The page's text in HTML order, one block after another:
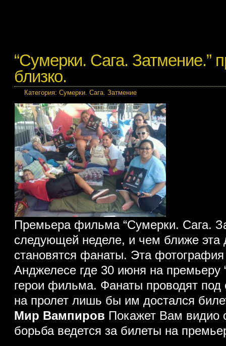
“Сумерки. Сага. Затмение.”
близко.
Категория: Сумерки. Сага. Затмение
Премьера фильма “Сумерки. Сага.
следующей неделе, и чем ближе
становятся фанаты. Эта
Анджелесе где 30 июня на премьеру
герои фильма. Фанаты проводят
на пролет лишь бы им достался
Мир Вампиров Покажет Вам видио
борьба ведется за билеты на